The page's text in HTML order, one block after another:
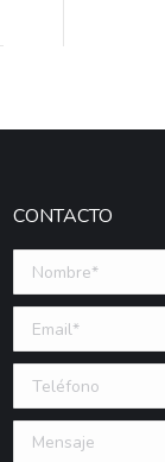
CONTACTO
Nombre *
Email (requerido)
Teléfono
Mensaje